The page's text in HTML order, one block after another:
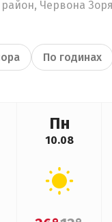
Червона
По годинах
Пн
10.08